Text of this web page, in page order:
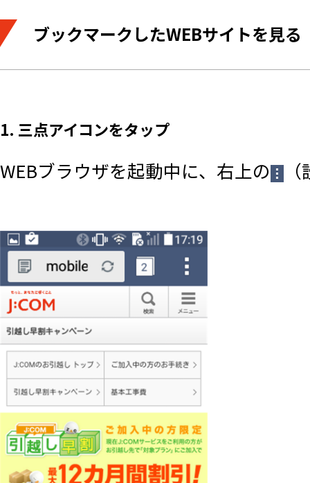
ブックマークしたWEBサイトを見る
1. 三点アイコンをタップ
WEBブラウザを起動中に、右上の